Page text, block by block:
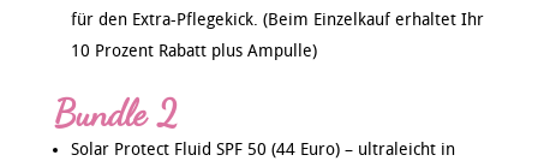
für den Extra-Pflegekick. (Beim Einzelkauf erhaltet Ihr
10 Prozent Rabatt plus Ampulle)
Bundle 2
Solar Protect Fluid SPF 50 (44 Euro) – ultraleicht in